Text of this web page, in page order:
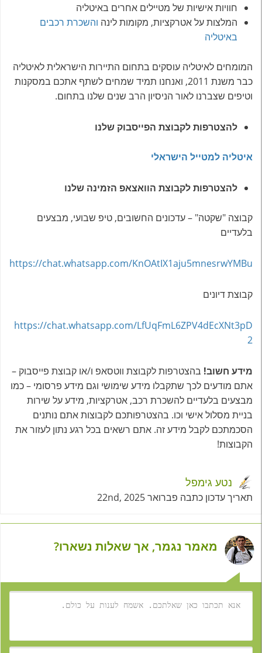
חוויות אישיות של מטיילים אחרים באיטליה
המלצות על אטרקציות, מקומות לינה והשכרת רכבים
באיטליה
המומחים לאיטליה עוסקים בתחום התיירות הישראלית לאיטליה
כבר משנת 2011, ואנחנו תמיד שמחים לשתף אתכם במסקנות
וטיפים שצברנו לאור הניסיון הרב שנים שלנו בתחום.
להצטרפות לקבוצת הפייסבוק שלנו
איטליה למטייל הישראלי
להצטרפות לקבוצת הוואצאפ הזמינה שלנו
קבוצה "שקטה" – עדכונים החשובים, טיפ שבועי, מבצעים
בלעדיים
https://chat.whatsapp.com/KnOAtIX1aju5mnesrwYMBu
קבוצת דיונים
https://chat.whatsapp.com/LfUqFmL6ZPV4dEcXNt3pD
2
מידע חשוב! בהצטרפות לקבוצת ווטסאפ ו/או קבוצת פייסבוק –
אתם מודעים לכך שתקבלו מידע שימושי וגם מידע פרסומי – כמו
מבצעים בלעדיים להשכרת רכב, אטרקציות, מידע על שירות
בניית מסלול אישי וכו. בהצטרפותכם לקבוצות אתם נותנים
הסכמתכם לקבל מידע זה. אתם רשאים בכל רגע נתון לעזור את
הקבוצות!
נטע גימפל
תאריך עדכון כתבה פברואר 22nd, 2025
מאמר נגמר, אך שאלות נשארו?